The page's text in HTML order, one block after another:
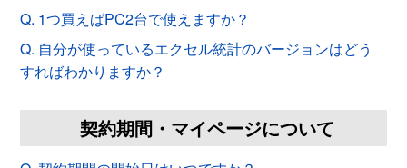
Q. 1つ買えばPC2台で使えますか？
Q. 自分が使っているエクセル統計のバージョンはどう
すればわかりますか？
契約期間・マイページについて